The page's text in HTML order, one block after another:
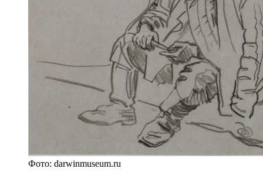
Фото: darwinmuseum.ru